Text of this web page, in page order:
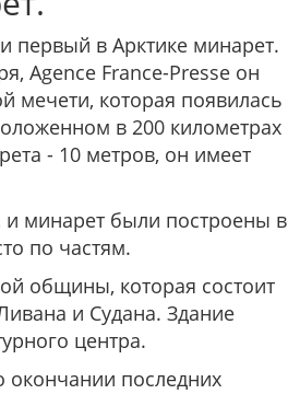
первый в Арктике минарет.
Agence France-Presse он
мечети, которая появилась
в 200 километрах
- 10 метров, он имеет
и минарет были построены в
по частям.
общины, которая состоит
и Судана. Здание
центра.
последних